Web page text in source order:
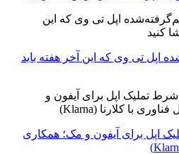
اپل تی وی که این آخر هفته باید
اپل برای آیفون و مک؛ همکاری